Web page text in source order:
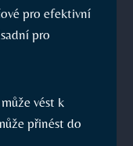
pro efektivní
pro
vést k
přinést do